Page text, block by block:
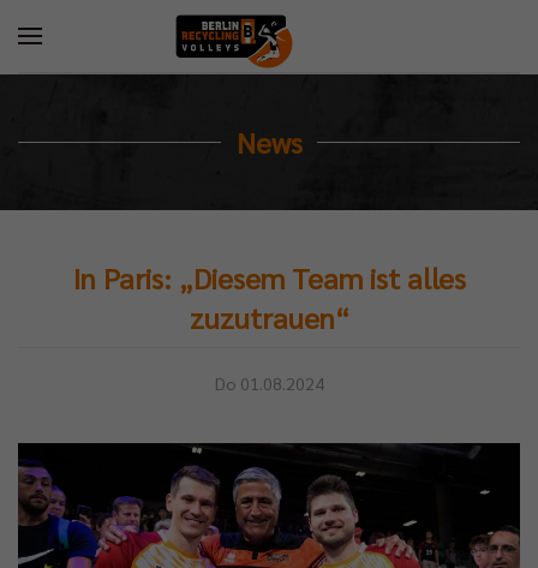
News
In Paris: „Diesem Team ist alles
zuzutrauen“
Do 01.08.2024